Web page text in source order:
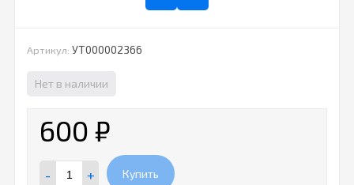
Артикул: УТ000002366
Нет в наличии
600 ₽
- + Купить